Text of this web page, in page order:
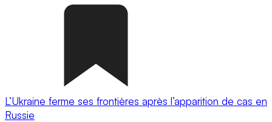
L’Ukraine ferme ses frontières après l’apparition de cas en
Russie